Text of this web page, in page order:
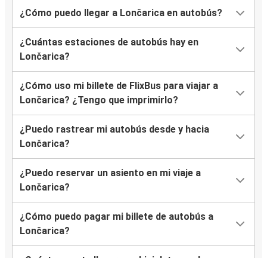
¿Cómo puedo llegar a Lončarica en autobús?
¿Cuántas estaciones de autobús hay en
Lončarica?
¿Cómo uso mi billete de FlixBus para viajar a
Lončarica? ¿Tengo que imprimirlo?
¿Puedo rastrear mi autobús desde y hacia
Lončarica?
¿Puedo reservar un asiento en mi viaje a
Lončarica?
¿Cómo puedo pagar mi billete de autobús a
Lončarica?